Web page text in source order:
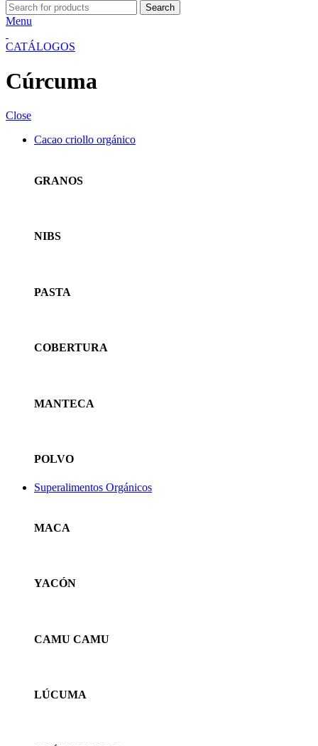
Search
Menu
CATÁLOGOS
Cúrcuma
Close
Cacao criollo orgánico
GRANOS
NIBS
PASTA
COBERTURA
MANTECA
POLVO
Superalimentos Orgánicos
MACA
YACÓN
CAMU CAMU
LÚCUMA